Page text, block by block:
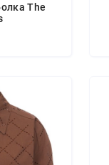
The